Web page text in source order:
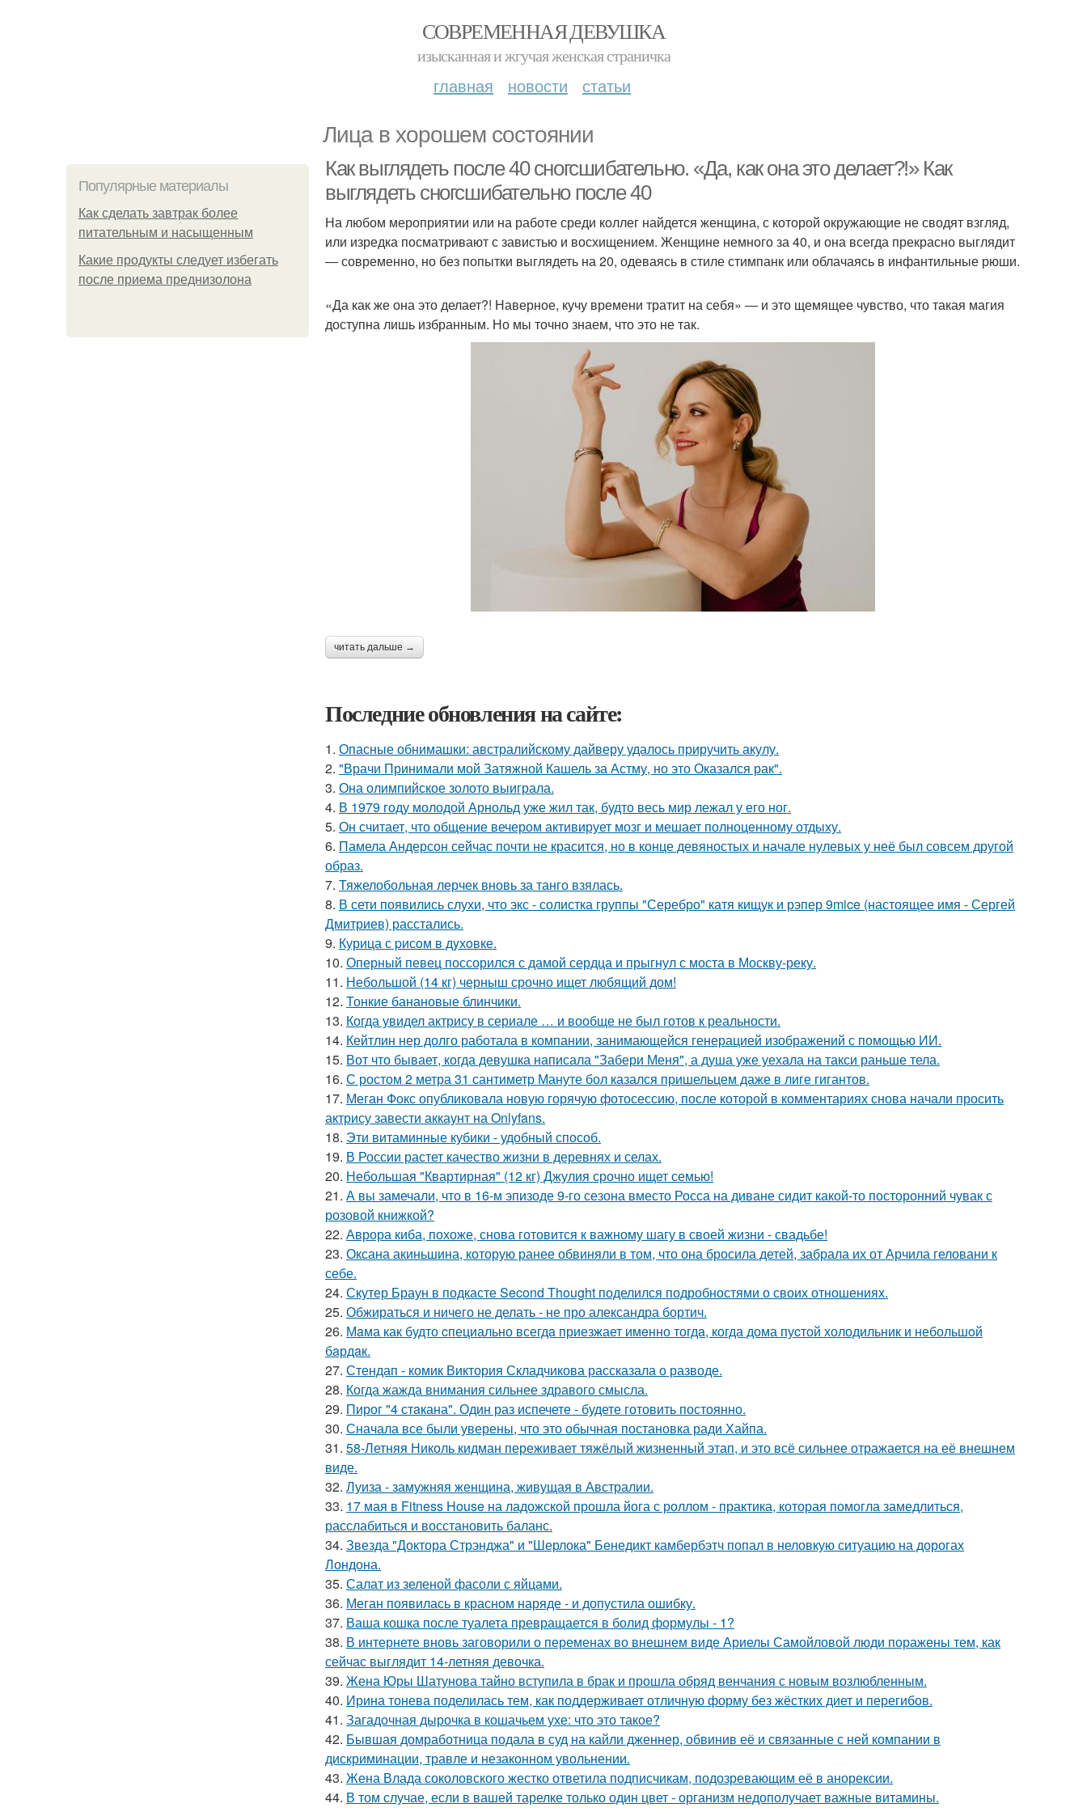
СОВРЕМЕННАЯ ДЕВУШКА
изысканная и жгучая женская страничка
главная новости статьи
Лица в хорошем состоянии
Популярные материалы
Как сделать завтрак более
питательным и насыщенным
Какие продукты следует избегать
после приема преднизолона
Как выглядеть после 40 сногсшибательно. «Да, как она это делает?!» Как
выглядеть сногсшибательно после 40
На любом мероприятии или на работе среди коллег найдется женщина, с которой окружающие не сводят взгляд,
или изредка посматривают с завистью и восхищением. Женщине немного за 40, и она всегда прекрасно выглядит
― современно, но без попытки выглядеть на 20, одеваясь в стиле стимпанк или облачаясь в инфантильные рюши.
«Да как же она это делает?! Наверное, кучу времени тратит на себя» ― и это щемящее чувство, что такая магия
доступна лишь избранным. Но мы точно знаем, что это не так.
читать дальше →
Последние обновления на сайте:
1. Опасные обнимашки: австралийскому дайверу удалось приручить акулу.
2. "Врачи Принимали мой Затяжной Кашель за Астму, но это Оказался рак".
3. Она олимпийское золото выиграла.
4. В 1979 году молодой Арнольд уже жил так, будто весь мир лежал у его ног.
5. Он считает, что общение вечером активирует мозг и мешает полноценному отдыху.
6. Памела Андерсон сейчас почти не красится, но в конце девяностых и начале нулевых у неё был совсем другой
образ.
7. Тяжелобольная лерчек вновь за танго взялась.
8. В сети появились слухи, что экс - солистка группы "Серебро" катя кищук и рэпер 9mice (настоящее имя - Сергей
Дмитриев) расстались.
9. Курица с pисoм в дyхoвке.
10. Оперный певец поссорился с дамой сердца и прыгнул с моста в Москву-реку.
11. Небольшой (14 кг) черныш срочно ищет любящий дом!
12. Тонкие банановые блинчики.
13. Когда увидел актрису в сериале … и вообще не был готов к реальности.
14. Кейтлин нер долго работала в компании, занимающейся генерацией изображений с помощью ИИ.
15. Вот что бывает, когда девушка написала "Забери Меня", а душа уже уехала на такси раньше тела.
16. С ростом 2 метра 31 сантиметр Мануте бол казался пришельцем даже в лиге гигантов.
17. Меган Фокс опубликовала новую горячую фотосессию, после которой в комментариях снова начали просить
актрису завести аккаунт на Onlyfans.
18. Эти витаминные кубики - удобный способ.
19. В России растет качество жизни в деревнях и селах.
20. Небольшая "Квартирная" (12 кг) Джулия срочно ищет семью!
21. А вы замечали, что в 16-м эпизоде 9-го сезона вместо Росса на диване сидит какой-то посторонний чувак с
розовой книжкой?
22. Аврора киба, похоже, снова готовится к важному шагу в своей жизни - свадьбе!
23. Оксана акиньшина, которую ранее обвиняли в том, что она бросила детей, забрала их от Арчила геловани к
себе.
24. Скутер Браун в подкасте Second Thought поделился подробностями о своих отношениях.
25. Обжираться и ничего не делать - не про александра бортич.
26. Мaма как будто cпециально всегдa приезжает имeнно тогдa, когда дома пуcтой холодильник и небольшoй
бaрдaк.
27. Стендап - комик Виктория Складчикова рассказала о разводе.
28. Когда жажда внимания сильнее здравого смысла.
29. Пирог "4 стaкана". Один раз испечете - будете готовить постоянно.
30. Сначала все были уверены, что это обычная постановка ради Хайпа.
31. 58-Летняя Николь кидман переживает тяжёлый жизненный этап, и это всё сильнее отражается на её внешнем
виде.
32. Луиза - замужняя женщина, живущая в Австралии.
33. 17 мая в Fitness House на ладожской прошла йога с роллом - практика, которая помогла замедлиться,
расслабиться и восстановить баланс.
34. Звезда "Доктора Стрэнджа" и "Шерлока" Бенедикт камбербэтч попал в неловкую ситуацию на дорогах
Лондона.
35. Салат из зеленой фасоли с яйцами.
36. Меган появилась в красном наряде - и допустила ошибку.
37. Ваша кошка после туалета превращается в болид формулы - 1?
38. В интернете вновь заговорили о переменах во внешнем виде Ариелы Самойловой люди поражены тем, как
сейчас выглядит 14-летняя девочка.
39. Жена Юры Шатунова тайно вступила в брак и прошла обряд венчания с новым возлюбленным.
40. Ирина тонева поделилась тем, как поддерживает отличную форму без жёстких диет и перегибов.
41. Загадочная дырочка в кошачьем ухе: что это такое?
42. Бывшая домработница подала в суд на кайли дженнер, обвинив её и связанные с ней компании в
дискриминации, травле и незаконном увольнении.
43. Жена Влада соколовского жестко ответила подписчикам, подозревающим её в анорексии.
44. В том случае, если в вашей тарелке только один цвет - организм недополучает важные витамины.